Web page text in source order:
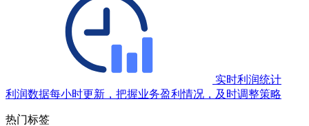
实时利润统计
利润数据每小时更新，把握业务盈利情况，及时调整策略
热门标签